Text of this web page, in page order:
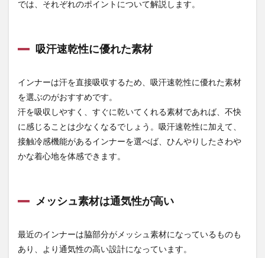
すめ
プレ
ッシ
ョン
ウェ
ア
3.2
アイ
適し
ンナ
では、それぞれのポイントについて解説します。
吸汗速乾性に優れた素材
インナーは汗を直接吸収するため、吸汗速乾性に優れた素材
を選ぶのがおすすめです。
汗を吸収しやすく、すぐに乾いてくれる素材であれば、不快
に感じることは少なくなるでしょう。吸汗速乾性に加えて、
接触冷感機能があるインナーを選べば、ひんやりしたさわや
かな着心地を体感できます。
メッシュ素材は通気性が高い
最近のインナーは脇部分がメッシュ素材になっているものも
あり、より通気性の高い設計になっています。